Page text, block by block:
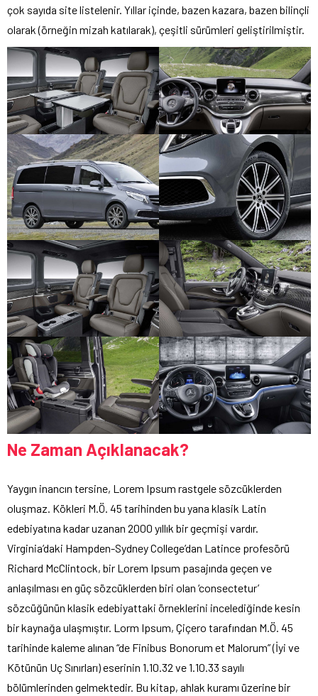
çok sayıda site listelenir. Yıllar içinde, bazen kazara, bazen bilinçli
olarak (örneğin mizah katılarak), çeşitli sürümleri geliştirilmiştir.
Ne Zaman Açıklanacak?
Yaygın inancın tersine, Lorem Ipsum rastgele sözcüklerden
oluşmaz. Kökleri M.Ö. 45 tarihinden bu yana klasik Latin
edebiyatına kadar uzanan 2000 yıllık bir geçmişi vardır.
Virginia’daki Hampden-Sydney College’dan Latince profesörü
Richard McClintock, bir Lorem Ipsum pasajında geçen ve
anlaşılması en güç sözcüklerden biri olan ‘consectetur’
sözcüğünün klasik edebiyattaki örneklerini incelediğinde kesin
bir kaynağa ulaşmıştır. Lorm Ipsum, Çiçero tarafından M.Ö. 45
tarihinde kaleme alınan “de Finibus Bonorum et Malorum” (İyi ve
Kötünün Uç Sınırları) eserinin 1.10.32 ve 1.10.33 sayılı
bölümlerinden gelmektedir. Bu kitap, ahlak kuramı üzerine bir